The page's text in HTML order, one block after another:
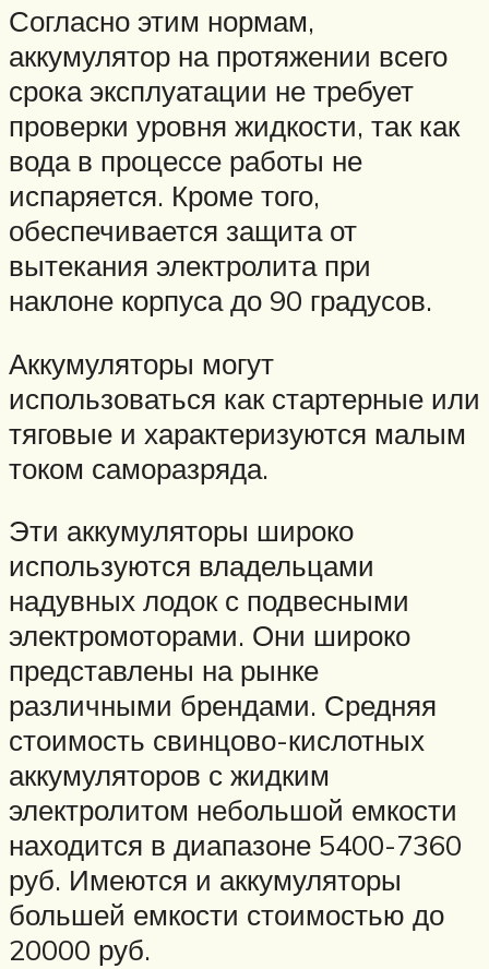
Согласно этим нормам,
аккумулятор на протяжении всего
срока эксплуатации не требует
проверки уровня жидкости, так как
вода в процессе работы не
испаряется. Кроме того,
обеспечивается защита от
вытекания электролита при
наклоне корпуса до 90 градусов.
Аккумуляторы могут
использоваться как стартерные или
тяговые и характеризуются малым
током саморазряда.
Эти аккумуляторы широко
используются владельцами
надувных лодок с подвесными
электромоторами. Они широко
представлены на рынке
различными брендами. Средняя
стоимость свинцово-кислотных
аккумуляторов с жидким
электролитом небольшой емкости
находится в диапазоне 5400-7360
руб. Имеются и аккумуляторы
большей емкости стоимостью до
20000 руб.